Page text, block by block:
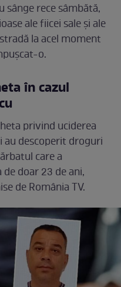
sânge rece sâmbătă,
ale fiicei sale și ale
la acel moment
o.
în cazul
privind uciderea
au descoperit droguri
care a
doar 23 de ani,
de România TV.